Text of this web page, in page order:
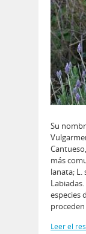
Su
más
lanata; L.
especies
proceden
Leer el